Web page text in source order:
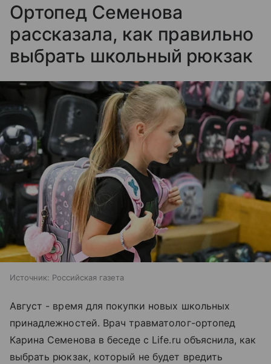
Ортопед Семенова
рассказала, как правильно
выбрать школьный рюкзак
Источник: Российская газета
Август - время для покупки новых школьных
принадлежностей. Врач травматолог-ортопед
Карина Семенова в беседе с Life.ru объяснила, как
выбрать рюкзак, который не будет вредить